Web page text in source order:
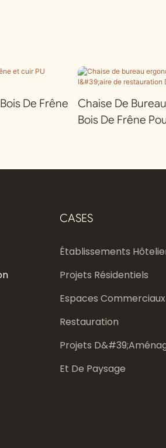
De Frêne
Chaise De
Bois De Frêne
CASES
Établissements
Projets Résidentiels
Espaces
Restauration
Projets
Et De Paysage